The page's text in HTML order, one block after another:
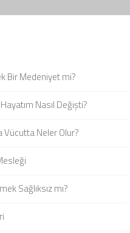
Bir Medeniyet mi?
Nasıl Değişti?
Vücutta Neler Olur?
Sağlıksız mı?